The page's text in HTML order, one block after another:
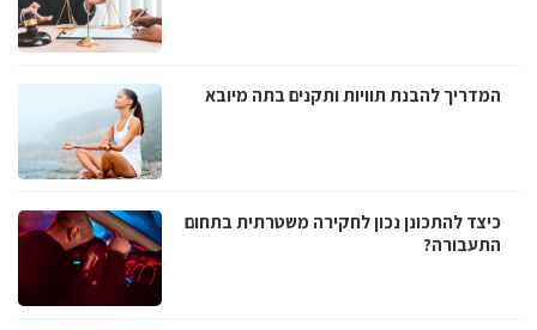
המדריך להבנת תוויות ותקנים בתה מיובא
כיצד להתכונן נכון לחקירה משטרתית בתחום
התעבורה?